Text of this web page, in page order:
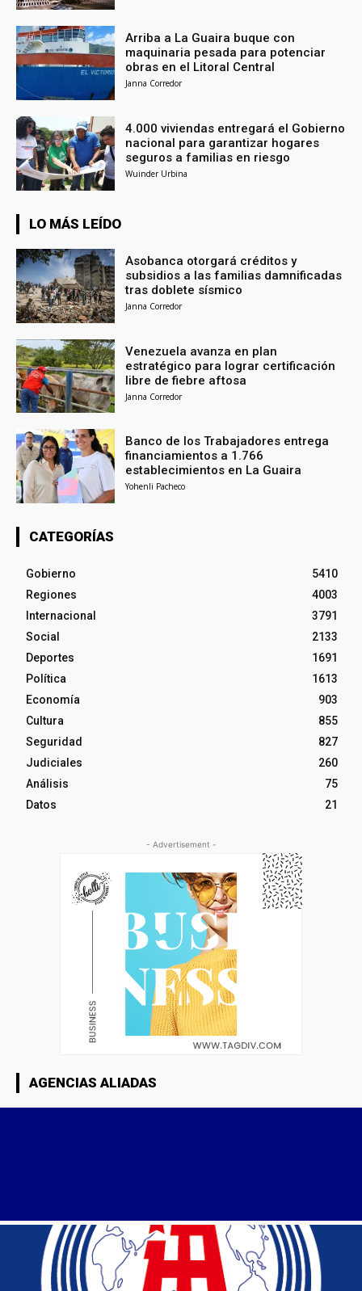
Arriba a La Guaira buque con
maquinaria pesada para potenciar
obras en el Litoral Central
Janna Corredor
4.000 viviendas entregará el Gobierno
nacional para garantizar hogares
seguros a familias en riesgo
Wuinder Urbina
LO MÁS LEÍDO
Asobanca otorgará créditos y
subsidios a las familias damnificadas
tras doblete sísmico
Janna Corredor
Venezuela avanza en plan
estratégico para lograr certificación
libre de fiebre aftosa
Janna Corredor
Banco de los Trabajadores entrega
financiamientos a 1.766
establecimientos en La Guaira
Yohenli Pacheco
CATEGORÍAS
Gobierno
5410
Regiones
4003
Internacional
3791
Social
2133
Deportes
1691
Política
1613
Economía
903
Cultura
855
Seguridad
827
Judiciales
260
Análisis
75
Datos
21
- Advertisement -
AGENCIAS ALIADAS